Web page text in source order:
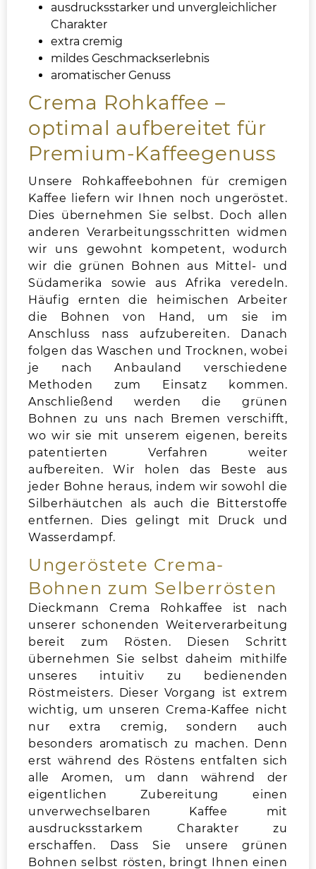
ausdrucksstarker und unvergleichlicher
Charakter
extra cremig
mildes Geschmackserlebnis
aromatischer Genuss
Crema Rohkaffee –
optimal aufbereitet für
Premium-Kaffeegenuss
Unsere Rohkaffeebohnen für cremigen
Kaffee liefern wir Ihnen noch ungeröstet.
Dies übernehmen Sie selbst. Doch allen
anderen Verarbeitungsschritten widmen
wir uns gewohnt kompetent, wodurch
wir die grünen Bohnen aus Mittel- und
Südamerika sowie aus Afrika veredeln.
Häufig ernten die heimischen Arbeiter
die Bohnen von Hand, um sie im
Anschluss nass aufzubereiten. Danach
folgen das Waschen und Trocknen, wobei
je nach Anbauland verschiedene
Methoden zum Einsatz kommen.
Anschließend werden die grünen
Bohnen zu uns nach Bremen verschifft,
wo wir sie mit unserem eigenen, bereits
patentierten Verfahren weiter
aufbereiten. Wir holen das Beste aus
jeder Bohne heraus, indem wir sowohl die
Silberhäutchen als auch die Bitterstoffe
entfernen. Dies gelingt mit Druck und
Wasserdampf.
Ungeröstete Crema-
Bohnen zum Selberrösten
Dieckmann Crema Rohkaffee ist nach
unserer schonenden Weiterverarbeitung
bereit zum Rösten. Diesen Schritt
übernehmen Sie selbst daheim mithilfe
unseres intuitiv zu bedienenden
Röstmeisters. Dieser Vorgang ist extrem
wichtig, um unseren Crema-Kaffee nicht
nur extra cremig, sondern auch
besonders aromatisch zu machen. Denn
erst während des Röstens entfalten sich
alle Aromen, um dann während der
eigentlichen Zubereitung einen
unverwechselbaren Kaffee mit
ausdrucksstarkem Charakter zu
erschaffen. Dass Sie unsere grünen
Bohnen selbst rösten, bringt Ihnen einen